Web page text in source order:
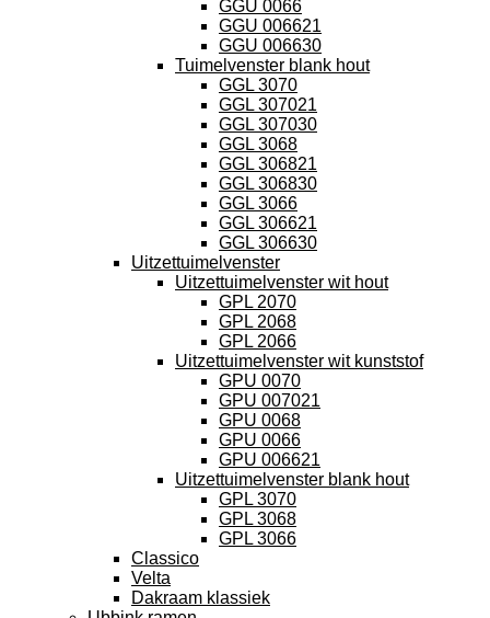
GGU 0066
GGU 006621
GGU 006630
Tuimelvenster blank hout
GGL 3070
GGL 307021
GGL 307030
GGL 3068
GGL 306821
GGL 306830
GGL 3066
GGL 306621
GGL 306630
Uitzettuimelvenster
Uitzettuimelvenster wit hout
GPL 2070
GPL 2068
GPL 2066
Uitzettuimelvenster wit kunststof
GPU 0070
GPU 007021
GPU 0068
GPU 0066
GPU 006621
Uitzettuimelvenster blank hout
GPL 3070
GPL 3068
GPL 3066
Classico
Velta
Dakraam klassiek